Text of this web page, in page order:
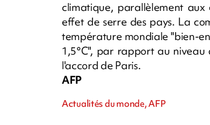
climatique, parallèlement aux
effet de serre des pays. La
température mondiale "bien-
1,5°C", par rapport au
l'accord de Paris.
AFP
Actualités du monde, AFP